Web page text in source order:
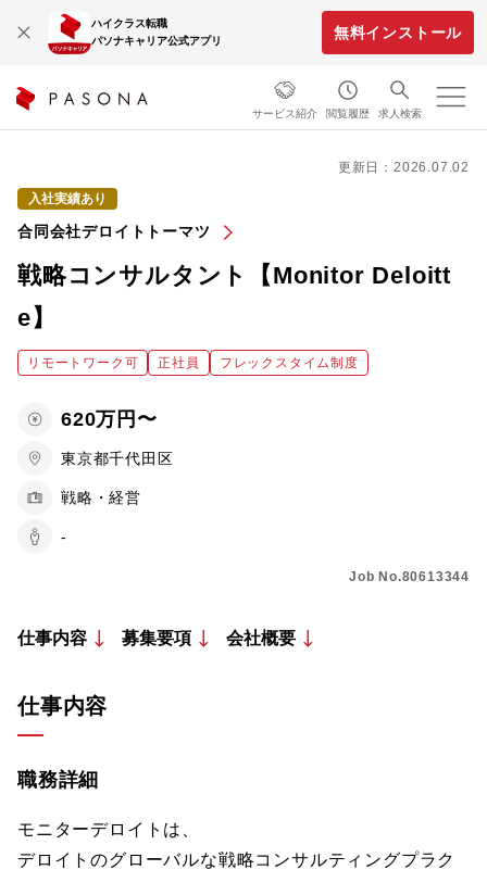
ハイクラス転職
パソナキャリア公式アプリ
無料インストール
サービス紹介 閲覧履歴 求人検索
更新日：2026.07.02
入社実績あり
合同会社デロイトトーマツ
戦略コンサルタント【Monitor Deloitt
e】
リモートワーク可 正社員 フレックスタイム制度
620万円〜
東京都千代田区
戦略・経営
-
Job No.80613344
仕事内容 募集要項 会社概要
仕事内容
職務詳細
モニターデロイトは、
デロイトのグローバルな戦略コンサルティングプラク